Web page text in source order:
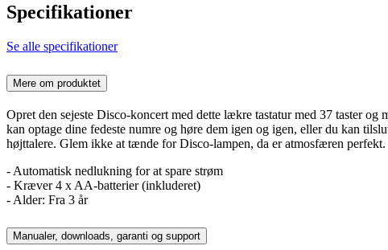
Specifikationer
Se alle specifikationer
Mere om produktet
Opret den sejeste Disco-koncert med dette lækre tastatur med 37 taster
kan optage dine fedeste numre og høre dem igen og igen, eller du kan
højttalere. Glem ikke at tænde for Disco-lampen, da er atmosfæren perfekt.
- Automatisk nedlukning for at spare strøm
- Kræver 4 x AA-batterier (inkluderet)
- Alder: Fra 3 år
Manualer, downloads, garanti og support